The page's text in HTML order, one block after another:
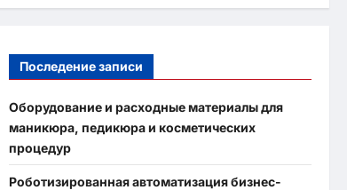
Последение записи
Оборудование и расходные материалы для
маникюра, педикюра и косметических
процедур
Роботизированная автоматизация бизнес-